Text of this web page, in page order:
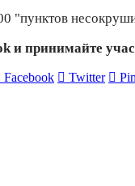
и принимайте
Facebook Twitter